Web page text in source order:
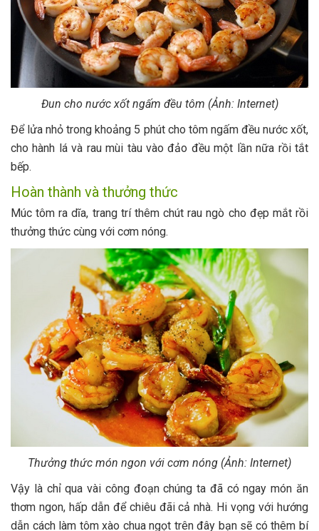
Đun cho nước xốt ngấm đều tôm (Ảnh: Internet)
Để lửa nhỏ trong khoảng 5 phút cho tôm ngấm đều nước xốt,
cho hành lá và rau mùi tàu vào đảo đều một lần nữa rồi tắt
bếp.
Hoàn thành và thưởng thức
Múc tôm ra dĩa, trang trí thêm chút rau ngò cho đẹp mắt rồi
thưởng thức cùng với cơm nóng.
Thưởng thức món ngon với cơm nóng (Ảnh: Internet)
Vậy là chỉ qua vài công đoạn chúng ta đã có ngay món ăn
thơm ngon, hấp dẫn để chiêu đãi cả nhà. Hi vọng với hướng
dẫn cách làm tôm xào chua ngọt trên đây bạn sẽ có thêm bí